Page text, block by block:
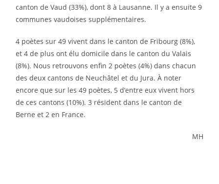
canton de Vaud (33%), dont 8 à Lausanne. Il y a ensuite 9
communes vaudoises supplémentaires.
4 poètes sur 49 vivent dans le canton de Fribourg (8%),
et 4 de plus ont élu domicile dans le canton du Valais
(8%). Nous retrouvons enfin 2 poètes (4%) dans chacun
des deux cantons de Neuchâtel et du Jura. À noter
encore que sur les 49 poètes, 5 d’entre eux vivent hors
de ces cantons (10%). 3 résident dans le canton de
Berne et 2 en France.
MH